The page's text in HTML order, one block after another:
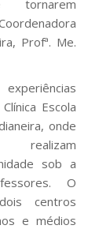
Profª. Me.
Escola
onde
sob a
O
centros
e médios